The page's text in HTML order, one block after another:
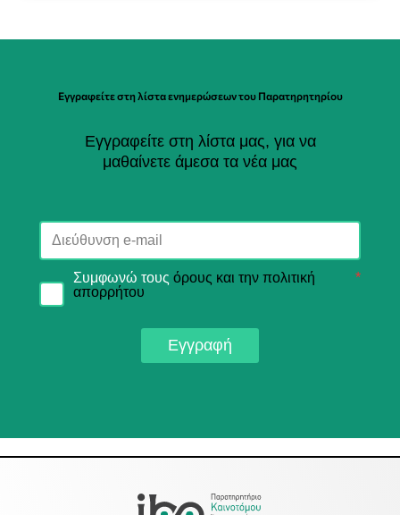
Εγγραφείτε στη λίστα ενημερώσεων του Παρατηρητηρίου
Εγγραφείτε στη λίστα μας, για να
μαθαίνετε άμεσα τα νέα μας
Συμφωνώ τους όρους και την πολιτική
απορρήτου
*
Εγγραφή